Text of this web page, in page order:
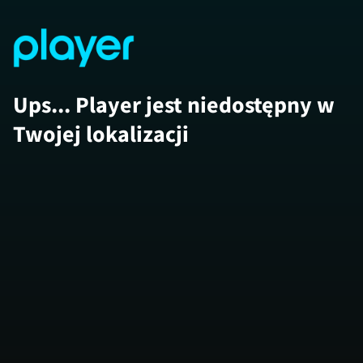
Ups... Player jest niedostępny w
Twojej lokalizacji